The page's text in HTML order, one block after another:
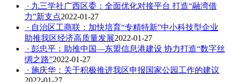
· 九三学社广西区委：全面优化对接平台 打造“融湾借
力”新支点2022-01-27
· 自治区工商联：加快培育“专精特新”中小科技型企业
助推我区经济高质量发展2022-01-27
· 彭忠平：助推中国—东盟信息港建设 协力打造“数字丝
绸之路”2022-01-27
· 施庆华：关于积极推进我区申报国家公园工作的建议
2022-01-27